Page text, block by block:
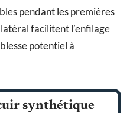
pendant les premières
facilitent l’enfilage
potentiel à
synthétique